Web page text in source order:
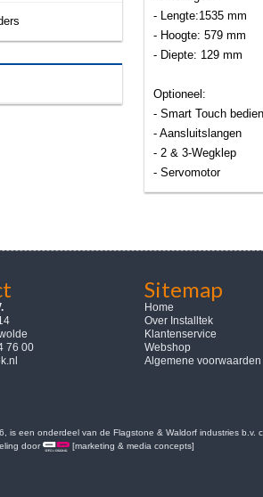
- Lengte:1535 mm
- Hoogte: 579 mm
- Diepte: 129 mm
Optioneel:
- Smart Touch
- Aansluitslangen
- 2 & 3-Wegklep
- Servomotor
76 00
Sitemap
Home
Over Installtek
Klantenservice
Webshop
Algemene voorwaarden
is een onderdeel van de Flagstone & Waldorf industries b.v.
door
[marketing & media concepts]